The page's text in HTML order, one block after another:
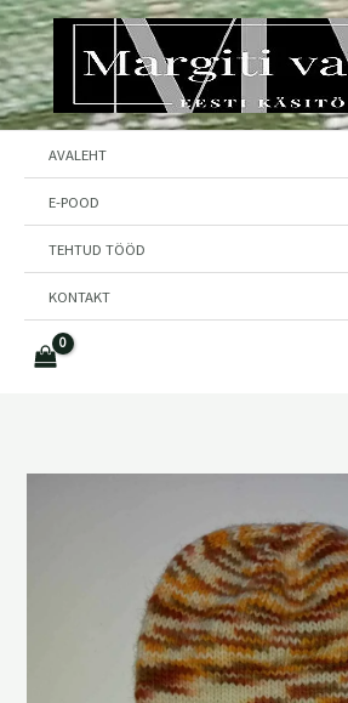
Skip
to
content
AVALEHT
E-POOD
TEHTUD TÖÖD
KONTAKT